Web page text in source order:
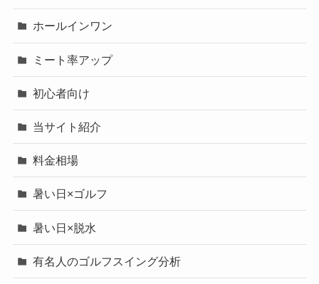
ホールインワン
ミート率アップ
初心者向け
当サイト紹介
料金相場
暑い日×ゴルフ
暑い日×脱水
有名人のゴルフスイング分析